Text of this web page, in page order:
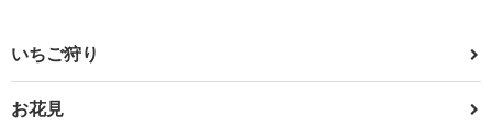
いちご狩り
お花見